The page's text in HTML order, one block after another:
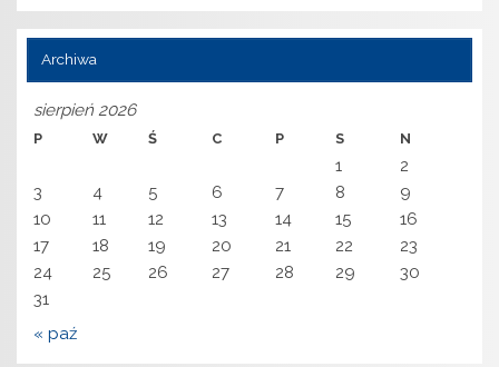
Archiwa
sierpień 2026
P W Ś C P S N
« paź
1
2
3
4 5 6 7 8
9
10
11 12 13 14 15
16
17
18 19 20 21 22
23
24
25 26 27 28 29
30
31